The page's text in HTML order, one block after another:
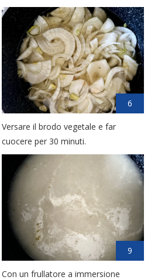
6
Versare il brodo vegetale e far
cuocere per 30 minuti.
9
Con un frullatore a immersione